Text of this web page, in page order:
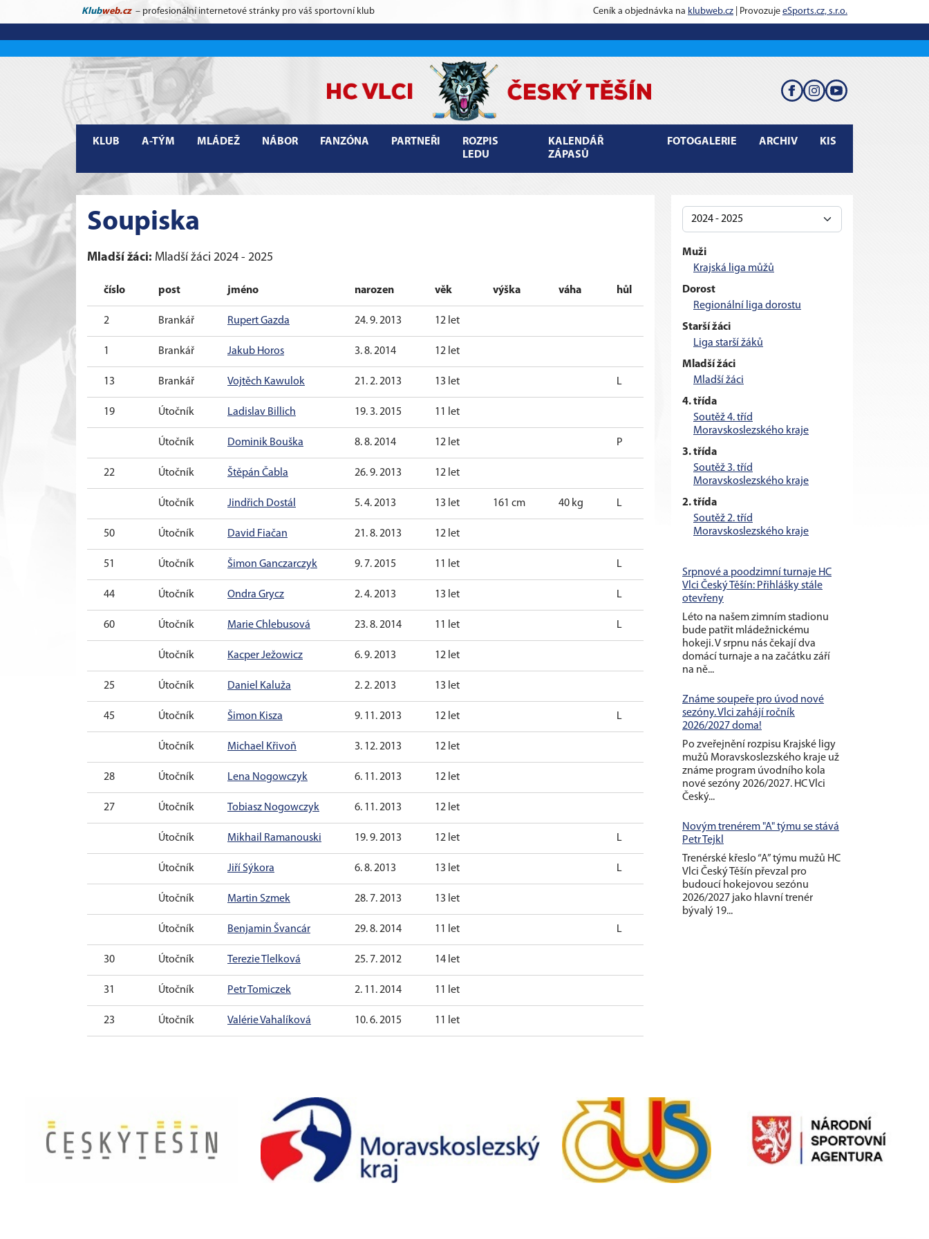
Klubweb.cz – profesionální internetové stránky pro váš sportovní klub Ceník a objednávka na klubweb.cz | Provozuje eSports.cz, s.r.o.
KLUB A-TÝM MLÁDEŽ NÁBOR FANZÓNA PARTNEŘI
ROZPIS
LEDU
KALENDÁŘ
ZÁPASŮ
FOTOGALERIE ARCHIV KIS
Soupiska
Mladší žáci: Mladší žáci 2024 - 2025
číslo post jméno narozen věk výška váha hůl
2 Brankář Rupert Gazda 24. 9. 2013 12 let
1 Brankář Jakub Horos 3. 8. 2014 12 let
13 Brankář Vojtěch Kawulok 21. 2. 2013 13 let L
19 Útočník Ladislav Billich 19. 3. 2015 11 let
Útočník Dominik Bouška 8. 8. 2014 12 let P
22 Útočník Štěpán Čabla 26. 9. 2013 12 let
Útočník Jindřich Dostál 5. 4. 2013 13 let 161 cm 40 kg L
50 Útočník David Fiačan 21. 8. 2013 12 let
51 Útočník Šimon Ganczarczyk 9. 7. 2015 11 let L
44 Útočník Ondra Grycz 2. 4. 2013 13 let L
60 Útočník Marie Chlebusová 23. 8. 2014 11 let L
Útočník Kacper Ježowicz 6. 9. 2013 12 let
25 Útočník Daniel Kaluža 2. 2. 2013 13 let
45 Útočník Šimon Kisza 9. 11. 2013 12 let L
Útočník Michael Křivoň 3. 12. 2013 12 let
28 Útočník Lena Nogowczyk 6. 11. 2013 12 let
27 Útočník Tobiasz Nogowczyk 6. 11. 2013 12 let
Útočník Mikhail Ramanouski 19. 9. 2013 12 let L
Útočník Jiří Sýkora 6. 8. 2013 13 let L
Útočník Martin Szmek 28. 7. 2013 13 let
Útočník Benjamin Švancár 29. 8. 2014 11 let L
30 Útočník Terezie Tlelková 25. 7. 2012 14 let
31 Útočník Petr Tomiczek 2. 11. 2014 11 let
23 Útočník Valérie Vahalíková 10. 6. 2015 11 let
Muži
Krajská liga můžů
Dorost
Regionální liga dorostu
Starší žáci
Liga starší žáků
Mladší žáci
Mladší žáci
4. třída
Soutěž 4. tříd
Moravskoslezského kraje
3. třída
Soutěž 3. tříd
Moravskoslezského kraje
2. třída
Soutěž 2. tříd
Moravskoslezského kraje
Srpnové a poodzimní turnaje HC
Vlci Český Těšín: Přihlášky stále
otevřeny
Léto na našem zimním stadionu
bude patřit mládežnickému
hokeji. V srpnu nás čekají dva
domácí turnaje a na začátku září
na ně...
Známe soupeře pro úvod nové
sezóny. Vlci zahájí ročník
2026/2027 doma!
Po zveřejnění rozpisu Krajské ligy
mužů Moravskoslezského kraje už
známe program úvodního kola
nové sezóny 2026/2027. HC Vlci
Český...
Novým trenérem "A" týmu se stává
Petr Tejkl
Trenérské křeslo “A” týmu mužů HC
Vlci Český Těšín převzal pro
budoucí hokejovou sezónu
2026/2027 jako hlavní trenér
bývalý 19...